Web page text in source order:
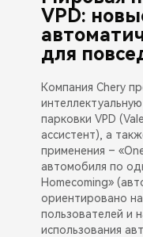
VPD:
для
Компания Chery
парковки VPD
ассистент), а
применения –
автомобиля по
Homecoming»
ориентировано
пользователей и
использования